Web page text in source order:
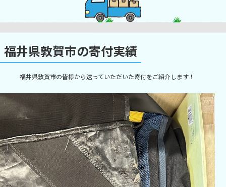
福井県敦賀市の寄付実績
福井県敦賀市の皆様から送っていただいた寄付をご紹介します！